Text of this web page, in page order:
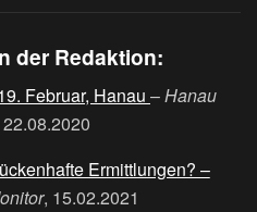
der Redaktion:
Februar, Hanau –Hanau
22.08.2020
Ermittlungen? –
, 15.02.2021